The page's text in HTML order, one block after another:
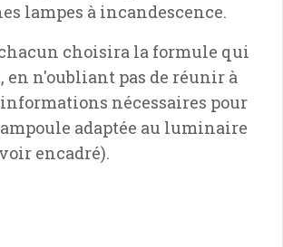
lampes à incandescence.
chacun choisira la formule qui
n'oubliant pas de réunir à
nécessaires pour
adaptée au luminaire
encadré).